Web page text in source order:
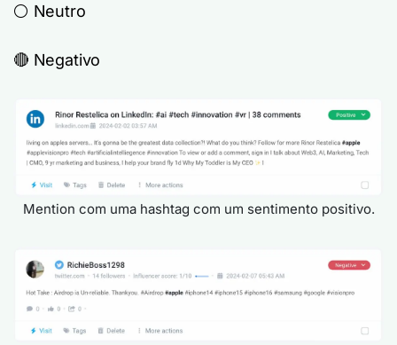
⚪️ Neutro
🔴 Negativo
Mention com uma hashtag com um sentimento positivo.